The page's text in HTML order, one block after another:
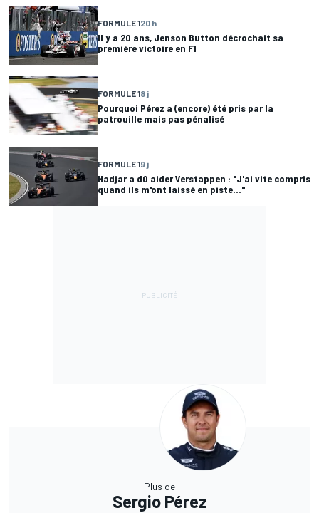
FORMULE 120 h
Il y a 20 ans, Jenson Button décrochait sa
première victoire en F1
FORMULE 18 j
Pourquoi Pérez a (encore) été pris par la
patrouille mais pas pénalisé
FORMULE 19 j
Hadjar a dû aider Verstappen : "J'ai vite compris
quand ils m'ont laissé en piste..."
Plus de
Sergio Pérez